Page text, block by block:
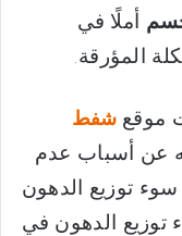
أملًا في
المؤرقة.
موقع شفط
عن أسباب عدم
توزيع الدهون
توزيع الدهون في